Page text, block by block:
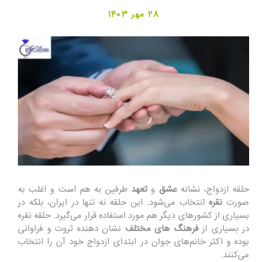
28 مهر 1403
حلقه ازدواج، نشانهعشق وتعهد طرفین به هم است و اغلب به
صورت نقره انتخاب می‌شود. این حلقه نه تنها در ایران، بلکه در
بسیاری از کشورهای دیگر هم مورد استفاده قرار می‌گیرد. حلقه نقره
در بسیاری از فرهنگ های مختلف نشان دهنده ثروت و فراوانی
بوده و اکثر خانم‌های جوان در ابتدای ازدواج خود آن را انتخاب
می‌کنند.